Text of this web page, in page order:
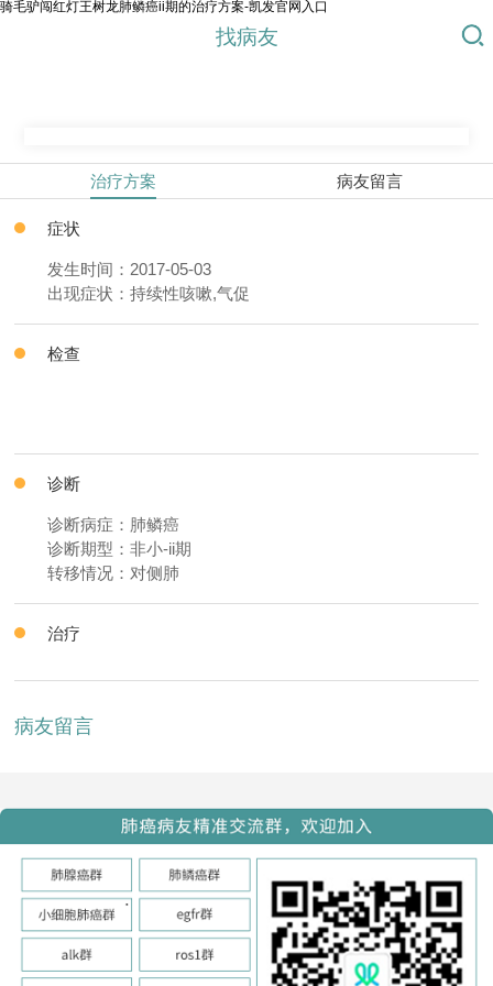
骑毛驴闯红灯王树龙肺鳞癌ii期的治疗方案-凯发官网入口
找病友
治疗方案 病友留言
症状
发生时间：2017-05-03
出现症状：持续性咳嗽,气促
检查
诊断
诊断病症：肺鳞癌
诊断期型：非小-ii期
转移情况：对侧肺
治疗
病友留言